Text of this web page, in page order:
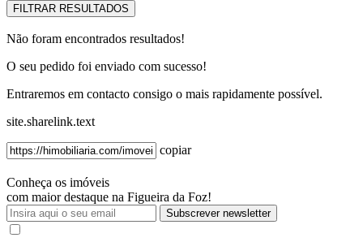
Não foram encontrados resultados!
O seu pedido foi enviado com sucesso!
Entraremos em contacto consigo o mais rapidamente possível.
site.sharelink.text
copiar
Conheça os imóveis
com maior destaque na Figueira da Foz!
Subscrever newsletter